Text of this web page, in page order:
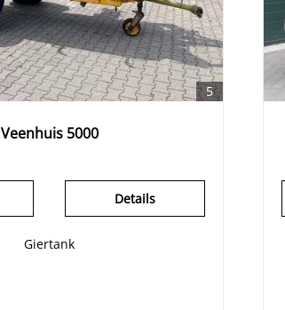
5
Veenhuis 5000
Details
Giertank